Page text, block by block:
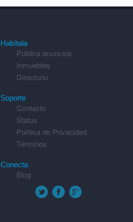
Habítala
Publica anuncios
Inmuebles
Directorio
Soporte
Contacto
Status
Política de Privacidad
Términos
Conecta
Blog